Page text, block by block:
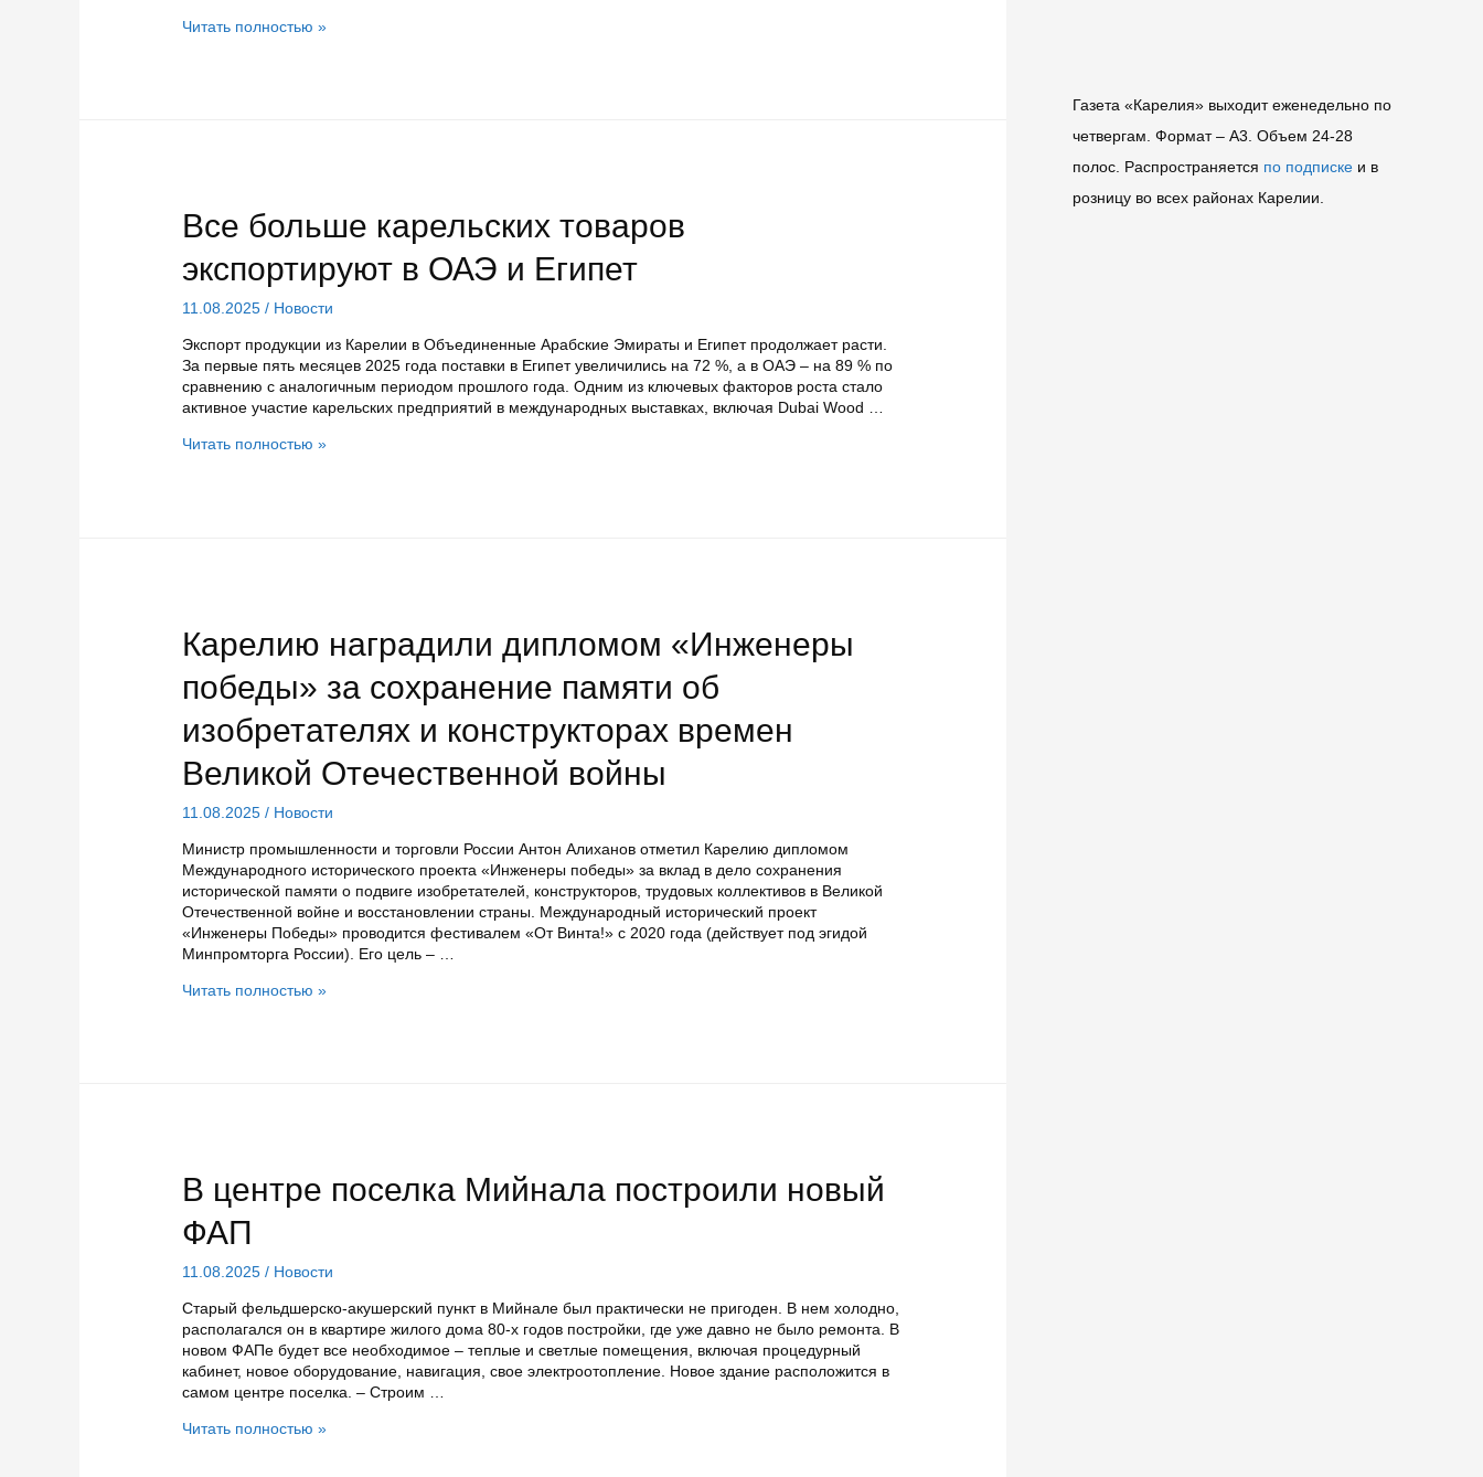
Глава
из
аварийного
в
Читать полностью »
Все больше карельских товаров
экспортируют в ОАЭ и Египет
11.08.2025 / Новости
Экспорт продукции из Карелии в Объединенные Арабские Эмираты и Египет продолжает расти.
За первые пять месяцев 2025 года поставки в Египет увеличились на 72 %, а в ОАЭ – на 89 % по
сравнению с аналогичным периодом прошлого года. Одним из ключевых факторов роста стало
активное участие карельских предприятий в международных выставках, включая Dubai Wood …
Все
Читать полностью »
Карелию наградили дипломом «Инженеры
победы» за сохранение памяти об
изобретателях и конструкторах времен
Великой Отечественной войны
11.08.2025 / Новости
Министр промышленности и торговли России Антон Алиханов отметил Карелию дипломом
Международного исторического проекта «Инженеры победы» за вклад в дело сохранения
исторической памяти о подвиге изобретателей, конструкторов, трудовых коллективов в Великой
Отечественной войне и восстановлении страны. Международный исторический проект
«Инженеры Победы» проводится фестивалем «От Винта!» с 2020 года (действует под эгидой
Минпромторга России). Его цель – …
Карелию
изобретателях
и
конструкторах
времен
Отечественной
войны
Читать полностью »
В центре поселка Мийнала построили новый
ФАП
11.08.2025 / Новости
Старый фельдшерско-акушерский пункт в Мийнале был практически не пригоден. В нем холодно,
располагался он в квартире жилого дома 80-х годов постройки, где уже давно не было ремонта. В
новом ФАПе будет все необходимое – теплые и светлые помещения, включая процедурный
кабинет, новое оборудование, навигация, свое электроотопление. Новое здание расположится в
самом центре поселка. – Строим …
В
Читать полностью »
Газета «Карелия» выходит еженедельно по
четвергам. Формат – A3. Объем 24-28
полос. Распространяется по подписке и в
розницу во всех районах Карелии.